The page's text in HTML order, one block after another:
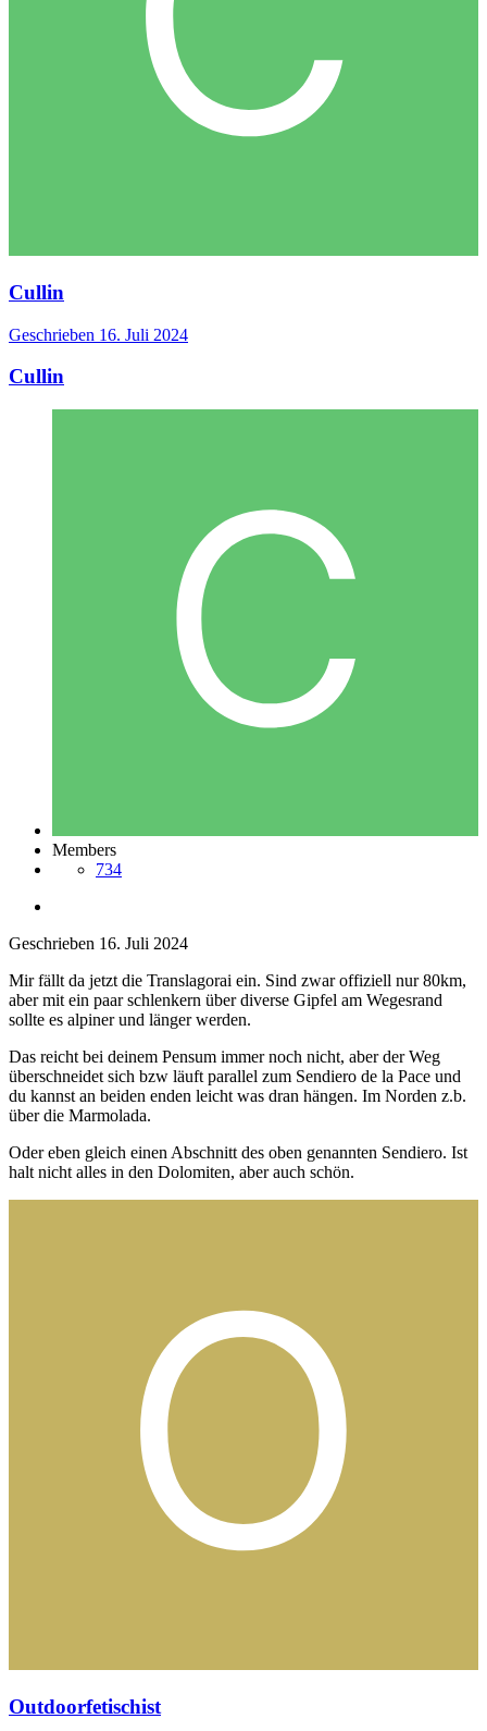
Cullin
Geschrieben 16. Juli 2024
Cullin
Members
734
Geschrieben 16. Juli 2024
Mir fällt da jetzt die Translagorai ein. Sind zwar offiziell nur 80km,
aber mit ein paar schlenkern über diverse Gipfel am Wegesrand
sollte es alpiner und länger werden.
Das reicht bei deinem Pensum immer noch nicht, aber der Weg
überschneidet sich bzw läuft parallel zum Sendiero de la Pace und
du kannst an beiden enden leicht was dran hängen. Im Norden z.b.
über die Marmolada.
Oder eben gleich einen Abschnitt des oben genannten Sendiero. Ist
halt nicht alles in den Dolomiten, aber auch schön.
Outdoorfetischist